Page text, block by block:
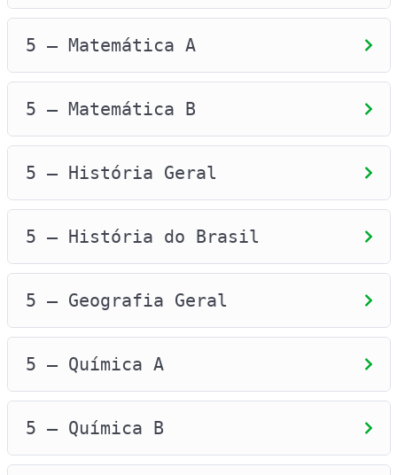
5 – Matemática A
5 – Matemática B
5 – História Geral
5 – História do Brasil
5 – Geografia Geral
5 – Química A
5 – Química B